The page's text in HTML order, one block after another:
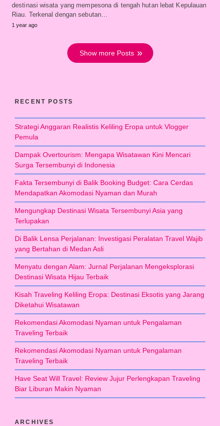
destinasi wisata yang mempesona di tengah hutan lebat Kepulauan
Riau. Terkenal dengan sebutan…
1 year ago
Show more Posts
RECENT POSTS
Strategi Anggaran Realistis Keliling Eropa untuk Vlogger
Pemula
Dampak Overtourism: Mengapa Wisatawan Kini Mencari
Surga Tersembunyi di Indonesia
Fakta Tersembunyi di Balik Booking Budget: Cara Cerdas
Mendapatkan Akomodasi Nyaman dan Murah
Mengungkap Destinasi Wisata Tersembunyi Asia yang
Terlupakan
Di Balik Lensa Perjalanan: Investigasi Peralatan Travel Wajib
yang Bertahan di Medan Asli
Menyatu dengan Alam: Jurnal Perjalanan Mengeksplorasi
Destinasi Wisata Hijau Terbaik
Kisah Traveling Keliling Eropa: Destinasi Eksotis yang Jarang
Diketahui Wisatawan
Rekomendasi Akomodasi Nyaman untuk Pengalaman
Traveling Terbaik
Rekomendasi Akomodasi Nyaman untuk Pengalaman
Traveling Terbaik
Have Seat Will Travel: Review Jujur Perlengkapan Traveling
Biar Liburan Makin Nyaman
ARCHIVES